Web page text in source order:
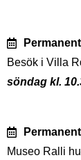
Besök i Villa
söndag kl.
Museo Ralli